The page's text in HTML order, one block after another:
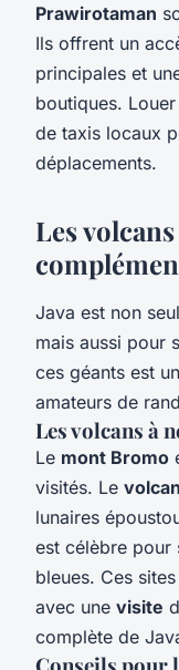
Prawirotaman
Ils offrent un
principales et
boutiques.
de taxis locaux
déplacements.
Les
Java est non
mais aussi pour
ces géants est
amateurs de
Les volcans à
Le mont Bromo
visités. Le
lunaires
est célèbre pour
bleues. Ces
avec une visite
complète de